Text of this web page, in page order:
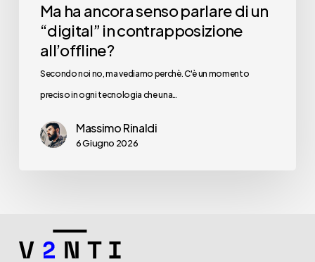
Ma ha ancora senso parlare di un
“digital” in contrapposizione
all’offline?
Secondo noi no, ma vediamo perchè. C'è un momento
preciso in ogni tecnologia che una…
Massimo Rinaldi
6 Giugno 2026